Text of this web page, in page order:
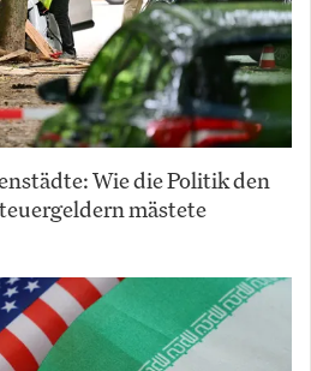
Wie die Politik den
mästete